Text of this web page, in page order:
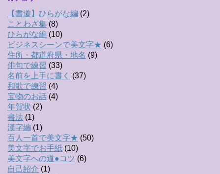
【書道】ひらがな編 (2)
ことわざ集 (8)
ひらがな編 (10)
ビジネスシーンで美文字★ (6)
住所・都道府県・地名 (9)
俳句で練習 (33)
名前を上手に書く
(37)
和歌で練習 (4)
宝物のお話 (4)
年賀状 (2)
書法 (1)
漢字編 (1)
百人一首で美文字★ (50)
美文字でお手紙 (10)
美文字への道●コツ (6)
自己紹介 (1)